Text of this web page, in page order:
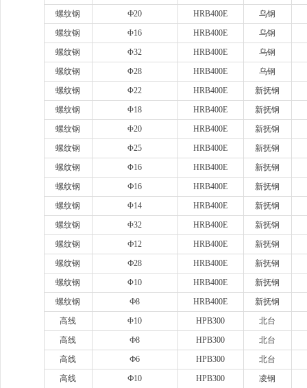
螺纹钢
Ф20 HRB400E
乌钢
螺纹钢
Φ16 HRB400E
乌钢
螺纹钢
Φ32 HRB400E
乌钢
螺纹钢
Φ28 HRB400E
乌钢
螺纹钢
Φ22 HRB400E
新抚钢
螺纹钢
Φ18 HRB400E
新抚钢
螺纹钢
Φ20 HRB400E
新抚钢
螺纹钢
Φ25 HRB400E
新抚钢
螺纹钢
Φ16 HRB400E
新抚钢
螺纹钢
Ф16 HRB400E
新抚钢
螺纹钢
Φ14 HRB400E
新抚钢
螺纹钢
Φ32 HRB400E
新抚钢
螺纹钢
Ф12 HRB400E
新抚钢
螺纹钢
Ф28 HRB400E
新抚钢
螺纹钢
Φ10 HRB400E
新抚钢
螺纹钢
Ф8 HRB400E
新抚钢
高线
Φ10 HPB300
北台
高线
Ф8 HPB300
北台
高线
Ф6 HPB300
北台
高线
Ф10 HPB300
凌钢